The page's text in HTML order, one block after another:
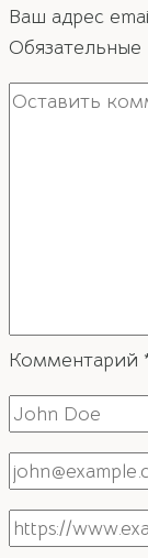
Ваш адрес
Комментарий